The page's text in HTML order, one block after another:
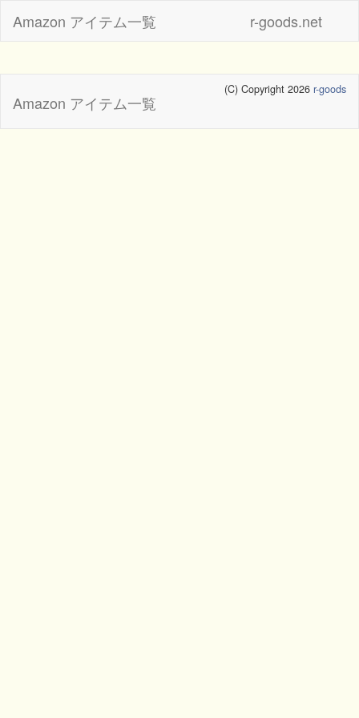
Amazon アイテム一覧 r-goods.net
Amazon アイテム一覧
(C) Copyright 2026 r-goods